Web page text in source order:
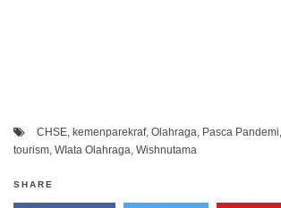
CHSE, kemenparekraf, Olahraga, Pasca Pandemi,
tourism, WIata Olahraga, Wishnutama
SHARE